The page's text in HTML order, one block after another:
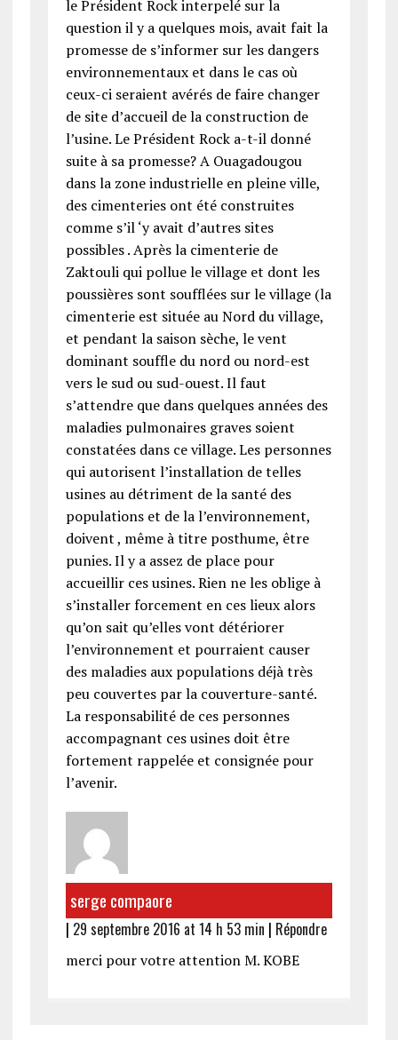
le Président Rock interpelé sur la
question il y a quelques mois, avait fait la
promesse de s’informer sur les dangers
environnementaux et dans le cas où
ceux-ci seraient avérés de faire changer
de site d’accueil de la construction de
l’usine. Le Président Rock a-t-il donné
suite à sa promesse? A Ouagadougou
dans la zone industrielle en pleine ville,
des cimenteries ont été construites
comme s’il ‘y avait d’autres sites
possibles . Après la cimenterie de
Zaktouli qui pollue le village et dont les
poussières sont soufflées sur le village (la
cimenterie est située au Nord du village,
et pendant la saison sèche, le vent
dominant souffle du nord ou nord-est
vers le sud ou sud-ouest. Il faut
s’attendre que dans quelques années des
maladies pulmonaires graves soient
constatées dans ce village. Les personnes
qui autorisent l’installation de telles
usines au détriment de la santé des
populations et de la l’environnement,
doivent , même à titre posthume, être
punies. Il y a assez de place pour
accueillir ces usines. Rien ne les oblige à
s’installer forcement en ces lieux alors
qu’on sait qu’elles vont détériorer
l’environnement et pourraient causer
des maladies aux populations déjà très
peu couvertes par la couverture-santé.
La responsabilité de ces personnes
accompagnant ces usines doit être
fortement rappelée et consignée pour
l’avenir.
serge compaore
| 29 septembre 2016 at 14 h 53 min | Répondre
merci pour votre attention M. KOBE